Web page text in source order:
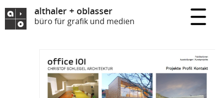
althaler + oblasser
büro für grafik und medien